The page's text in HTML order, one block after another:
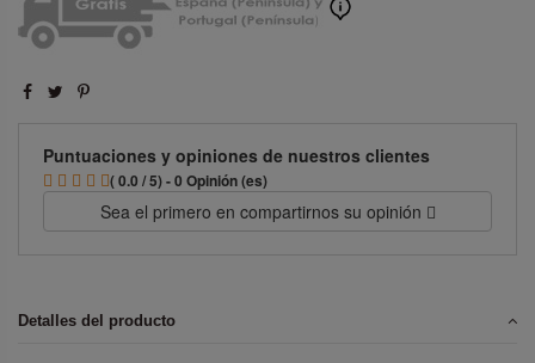
Puntuaciones y opiniones de nuestros clientes
( 0.0 / 5) - 0 Opinión (es)
Sea el primero en compartirnos su opinión
Detalles del producto